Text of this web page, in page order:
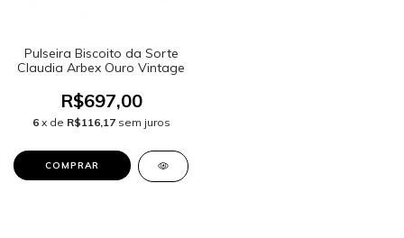
Pulseira Biscoito da Sorte
Claudia Arbex Ouro Vintage
R$697,00
6 x de R$116,17 sem juros